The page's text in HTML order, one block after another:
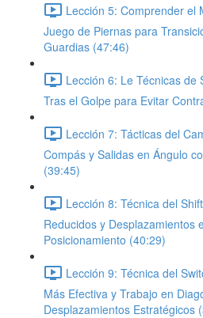
Lección 5: Comprender el
Juego de Piernas para
Guardias (47:46)
Lección 6: Le Técnicas de
Tras el Golpe para Evitar
Lección 7: Tácticas del
Compás y Salidas en Ángulo
(39:45)
Lección 8: Técnica del
Reducidos y Desplazamientos
Posicionamiento (40:29)
Lección 9: Técnica del
Más Efectiva y Trabajo en
Desplazamientos Estratégicos